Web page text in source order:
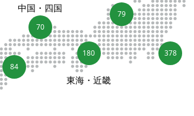
378
79
180
東海・近畿
70
中国・四国
84